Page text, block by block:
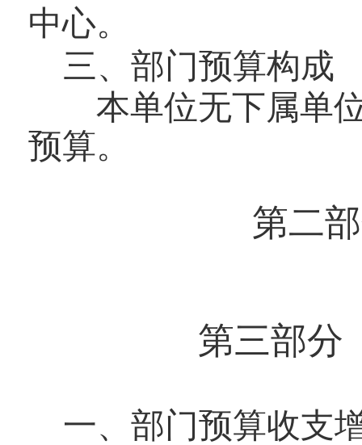
中心。
三、部门预算构成
本单位无下属单位
预算。
第二
第三部分
一、部门预算收支